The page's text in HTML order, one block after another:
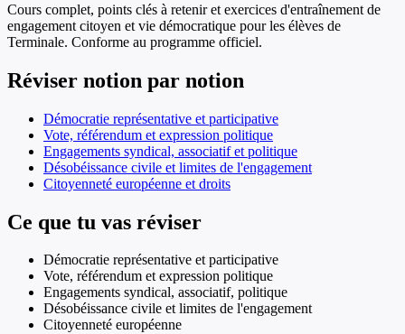
Cours complet, points clés à retenir et exercices d'entraînement de
engagement citoyen et vie démocratique pour les élèves de
Terminale. Conforme au programme officiel.
Réviser notion par notion
Démocratie représentative et participative
Vote, référendum et expression politique
Engagements syndical, associatif et politique
Désobéissance civile et limites de l'engagement
Citoyenneté européenne et droits
Ce que tu vas réviser
Démocratie représentative et participative
Vote, référendum et expression politique
Engagements syndical, associatif, politique
Désobéissance civile et limites de l'engagement
Citoyenneté européenne